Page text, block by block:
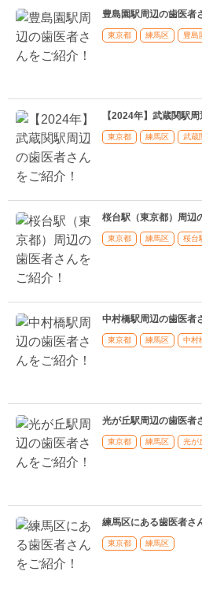
豊島園駅周辺の歯医者
東京都 練馬区 豊島
【2024年】武蔵関駅
東京都 練馬区 武蔵
桜台駅（東京都）周辺
東京都 練馬区 桜台
中村橋駅周辺の歯医者
東京都 練馬区 中村
光が丘駅周辺の歯医者
東京都 練馬区 光が
練馬区にある歯医者さ
東京都 練馬区